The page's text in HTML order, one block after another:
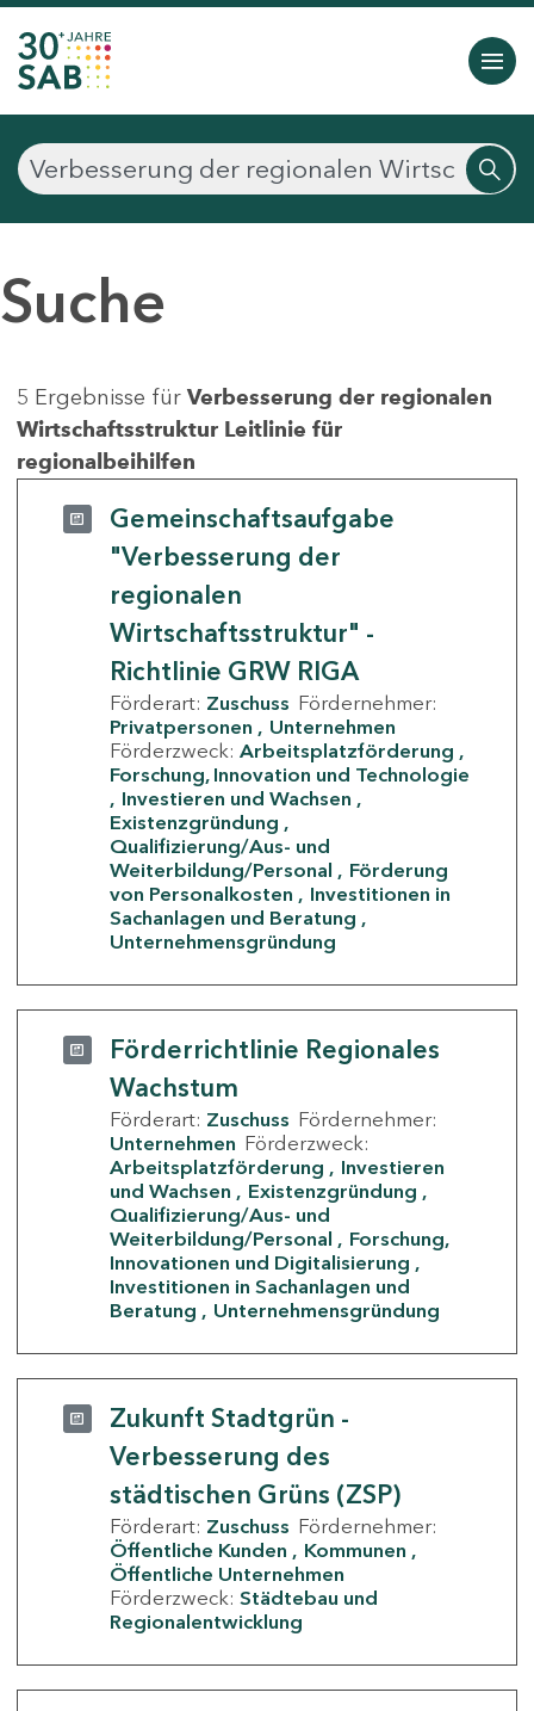
Suche
5 Ergebnisse für Verbesserung der regionalen
Wirtschaftsstruktur Leitlinie für
regionalbeihilfen
Gemeinschaftsaufgabe
"Verbesserung der
regionalen
Wirtschaftsstruktur" -
Richtlinie GRW RIGA
Förderart: Zuschuss Fördernehmer:
Privatpersonen
Unternehmen
Förderzweck: Arbeitsplatzförderung
Forschung, Innovation und Technologie
Investieren und Wachsen
Existenzgründung
Qualifizierung/Aus- und
Weiterbildung/Personal
Förderung
von Personalkosten
Investitionen in
Sachanlagen und Beratung
Unternehmensgründung
Förderrichtlinie Regionales
Wachstum
Förderart: Zuschuss Fördernehmer:
Unternehmen Förderzweck:
Arbeitsplatzförderung
Investieren
und Wachsen
Existenzgründung
Qualifizierung/Aus- und
Weiterbildung/Personal
Forschung,
Innovationen und Digitalisierung
Investitionen in Sachanlagen und
Beratung
Unternehmensgründung
Zukunft Stadtgrün -
Verbesserung des
städtischen Grüns (ZSP)
Förderart: Zuschuss Fördernehmer:
Öffentliche Kunden
Kommunen
Öffentliche Unternehmen
Förderzweck: Städtebau und
Regionalentwicklung